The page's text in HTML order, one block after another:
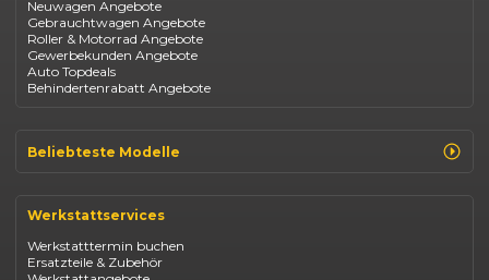
Neuwagen Angebote
Gebrauchtwagen Angebote
Roller & Motorrad Angebote
Gewerbekunden Angebote
Auto Topdeals
Behindertenrabatt Angebote
Beliebteste Modelle
Opel Corsa
Fiat 500
Dacia Duster
Werkstattservices
Werkstatttermin buchen
Ersatzteile & Zubehör